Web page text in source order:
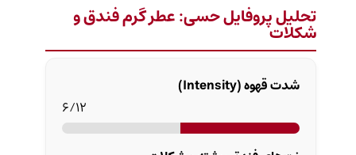
تحلیل پروفایل حسی: عطر گرم فندق و
شکلات
شدت قهوه (Intensity)
6/12